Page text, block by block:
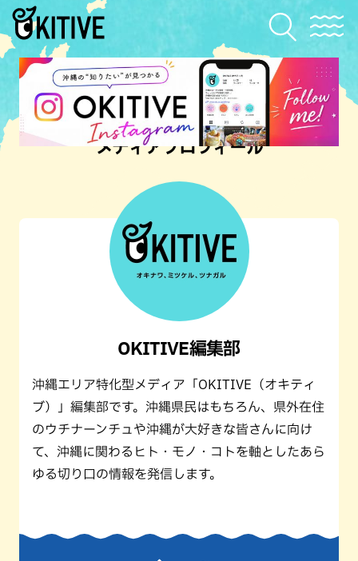
メディアプロフィール
OKITIVE編集部
沖縄エリア特化型メディア「OKITIVE（オキティ
ブ）」編集部です。沖縄県民はもちろん、県外在住
のウチナーンチュや沖縄が大好きな皆さんに向け
て、沖縄に関わるヒト・モノ・コトを軸としたあら
ゆる切り口の情報を発信します。